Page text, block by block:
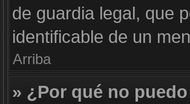
de guardia legal, que
identificable de un
Arriba
» ¿Por qué no